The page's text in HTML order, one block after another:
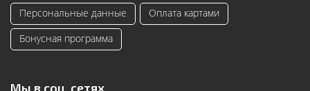
Персональные данные
Оплата картами
Бонусная программа
Мы в соц. сетях